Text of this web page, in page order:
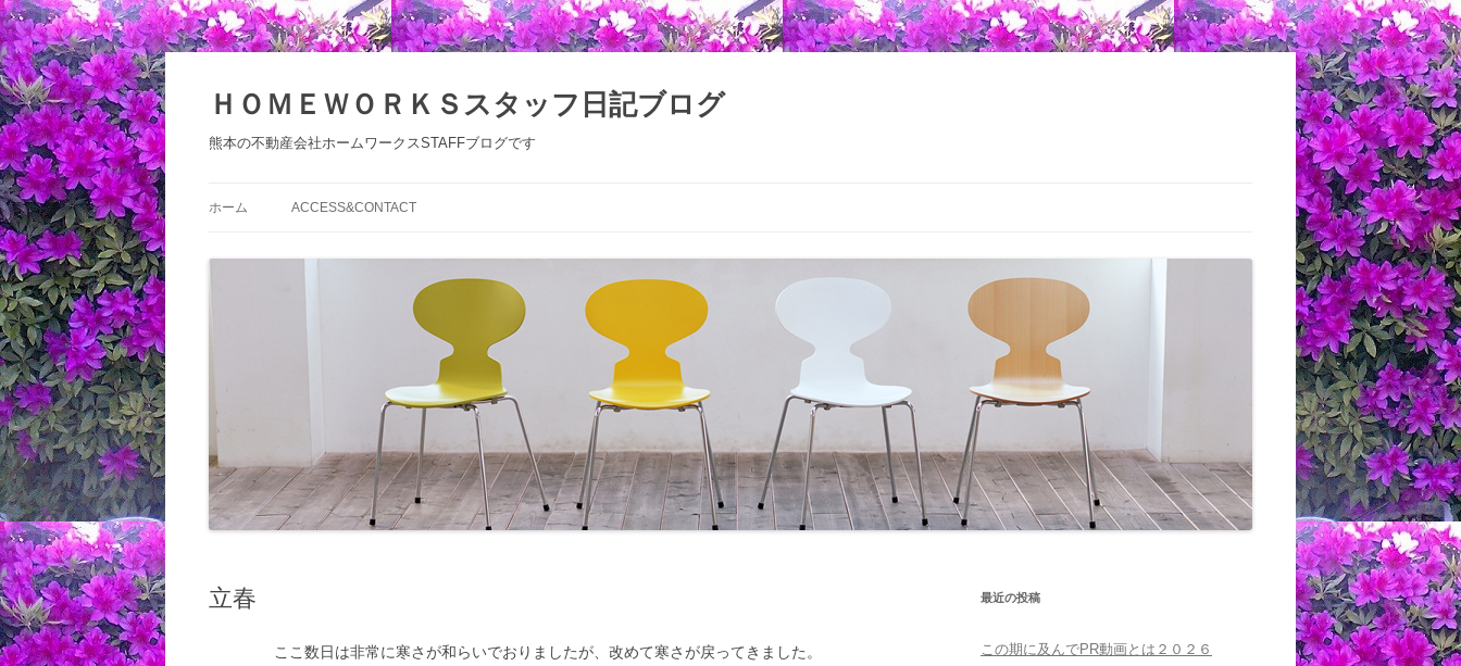
ン
ツ
へ
ス
ＨＯＭＥＷＯＲＫＳスタッフ日記ブログ
熊本の不動産会社ホームワークスSTAFFブログです
ホーム ACCESS&CONTACT
立春
ここ数日は非常に寒さが和らいでおりましたが、改めて寒さが戻ってきました。
最近の投稿
この期に及んでPR動画とは２０２６